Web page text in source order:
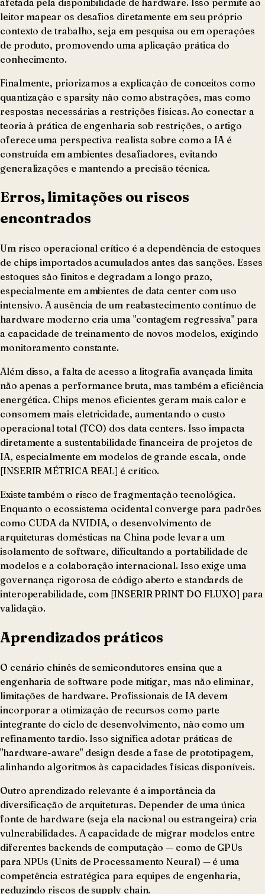
leitor mapear os desafios diretamente em seu próprio
contexto de trabalho, seja em pesquisa ou em operações
de produto, promovendo uma aplicação prática do
conhecimento.
Finalmente, priorizamos a explicação de conceitos como
quantização e sparsity não como abstrações, mas como
respostas necessárias a restrições físicas. Ao conectar a
teoria à prática de engenharia sob restrições, o artigo
oferece uma perspectiva realista sobre como a IA é
construída em ambientes desafiadores, evitando
generalizações e mantendo a precisão técnica.
Erros, limitações ou riscos
encontrados
Um risco operacional crítico é a dependência de estoques
de chips importados acumulados antes das sanções. Esses
estoques são finitos e degradam a longo prazo,
especialmente em ambientes de data center com uso
intensivo. A ausência de um reabastecimento contínuo de
hardware moderno cria uma "contagem regressiva" para
a capacidade de treinamento de novos modelos, exigindo
monitoramento constante.
Além disso, a falta de acesso a litografia avançada limita
não apenas a performance bruta, mas também a eficiência
energética. Chips menos eficientes geram mais calor e
consomem mais eletricidade, aumentando o custo
operacional total (TCO) dos data centers. Isso impacta
diretamente a sustentabilidade financeira de projetos de
IA, especialmente em modelos de grande escala, onde
[INSERIR MÉTRICA REAL] é crítico.
Existe também o risco de fragmentação tecnológica.
Enquanto o ecossistema ocidental converge para padrões
como CUDA da NVIDIA, o desenvolvimento de
arquiteturas domésticas na China pode levar a um
isolamento de software, dificultando a portabilidade de
modelos e a colaboração internacional. Isso exige uma
governança rigorosa de código aberto e standards de
interoperabilidade, com [INSERIR PRINT DO FLUXO] para
validação.
Aprendizados práticos
O cenário chinês de semicondutores ensina que a
engenharia de software pode mitigar, mas não eliminar,
limitações de hardware. Profissionais de IA devem
incorporar a otimização de recursos como parte
integrante do ciclo de desenvolvimento, não como um
refinamento tardio. Isso significa adotar práticas de
"hardware-aware" design desde a fase de prototipagem,
alinhando algoritmos às capacidades físicas disponíveis.
Outro aprendizado relevante é a importância da
diversificação de arquiteturas. Depender de uma única
fonte de hardware (seja ela nacional ou estrangeira) cria
vulnerabilidades. A capacidade de migrar modelos entre
diferentes backends de computação — como de GPUs
para NPUs (Units de Processamento Neural) — é uma
competência estratégica para equipes de engenharia,
reduzindo riscos de supply chain.